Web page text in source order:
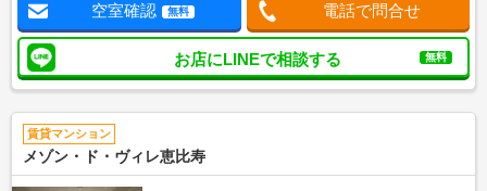
空室確認 無料 電話で問合せ
お店にLINEで相談する 無料
賃貸マンション
メゾン・ド・ヴィレ恵比寿